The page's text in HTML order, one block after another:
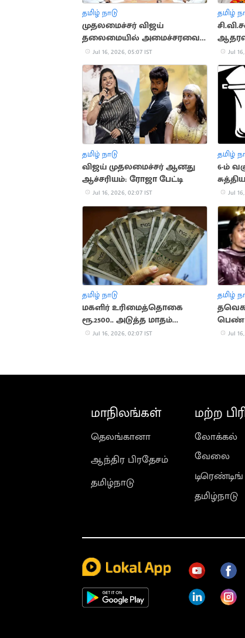
தமிழ் நாடு
முதலமைச்சர் விஜய்
தலைமையில் அமைச்சரவை
கூட்டம் தொடங்கியது
Jul 16, 2026, 05:07 IST
தமிழ்
Jul
தமிழ் நாடு
விஜய் முதலமைச்சர் ஆனது
ஆச்சரியம்: ரோஜா பேட்டி
Jul 16, 2026, 02:07 IST
தமிழ்
6-ம்
Jul
தமிழ் நாடு
மகளிர் உரிமைத்தொகை
ரூ.2500.. அடுத்த மாதம்
வெளியாக வாய்ப்பு
Jul 16, 2026, 02:07 IST
தமிழ்
பெண்
Jul
மாநிலங்கள்
தெலங்கானா
ஆந்திர பிரதேசம்
தமிழ்நாடு
மற்ற
லோக்கல்
வேலை
டிரெண்டிங்
தமிழ்நாடு